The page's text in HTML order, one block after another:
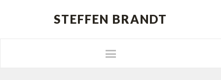
STEFFEN BRANDT